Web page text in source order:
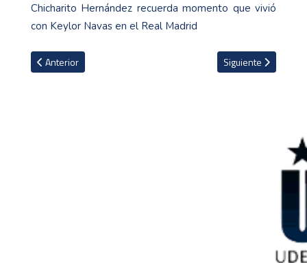
Chicharito Hernández recuerda momento que vivió
con Keylor Navas en el Real Madrid
Artículo anterior: Las relaciones diplomáticas entre China y
Anterior Artículo siguiente:
Siguiente